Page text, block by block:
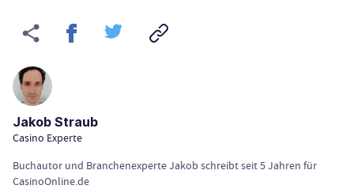
Jakob Straub
Casino Experte
Buchautor und Branchenexperte Jakob schreibt seit 5 Jahren für
CasinoOnline.de